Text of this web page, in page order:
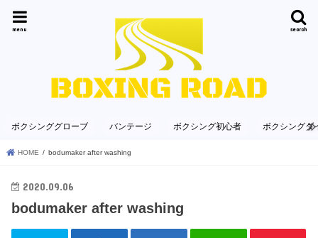
search
menu
ボクシンググローブ バンテージ ボクシング初心者 ボクシングダ
HOME bodumaker after washing
2020.09.06
bodumaker after washing